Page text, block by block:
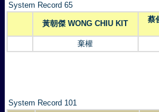
System Record 65
黃朝傑 WONG CHIU KIT
蔡
棄權
System Record 101